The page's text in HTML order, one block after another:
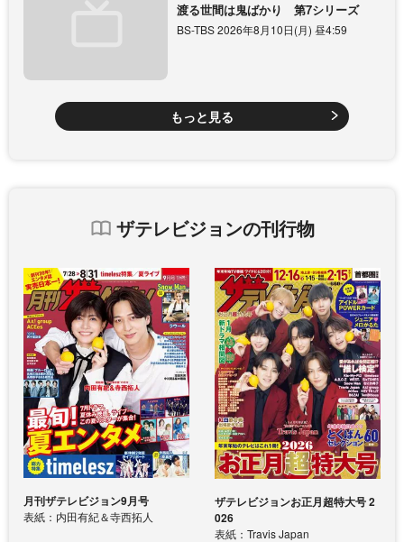
渡る世間は鬼ばかり 第7シリーズ
BS-TBS 2026年8月10日(月) 昼4:59
もっと見る
ザテレビジョンの刊行物
月刊ザテレビジョン9月号
表紙：内田有紀＆寺西拓人
ザテレビジョンお正月超特大号 2
026
表紙：Travis Japan